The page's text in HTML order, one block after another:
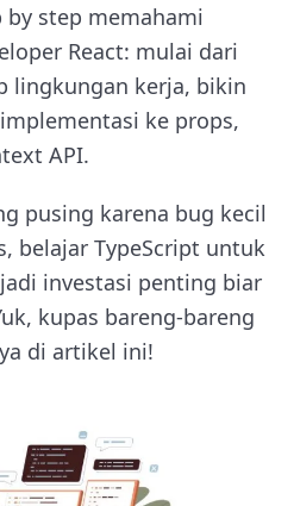
step memahami
React: mulai dari
lingkungan kerja, bikin
ke props,
API.
pusing karena bug kecil
belajar TypeScript untuk
investasi penting biar
kupas bareng-bareng
di artikel ini!